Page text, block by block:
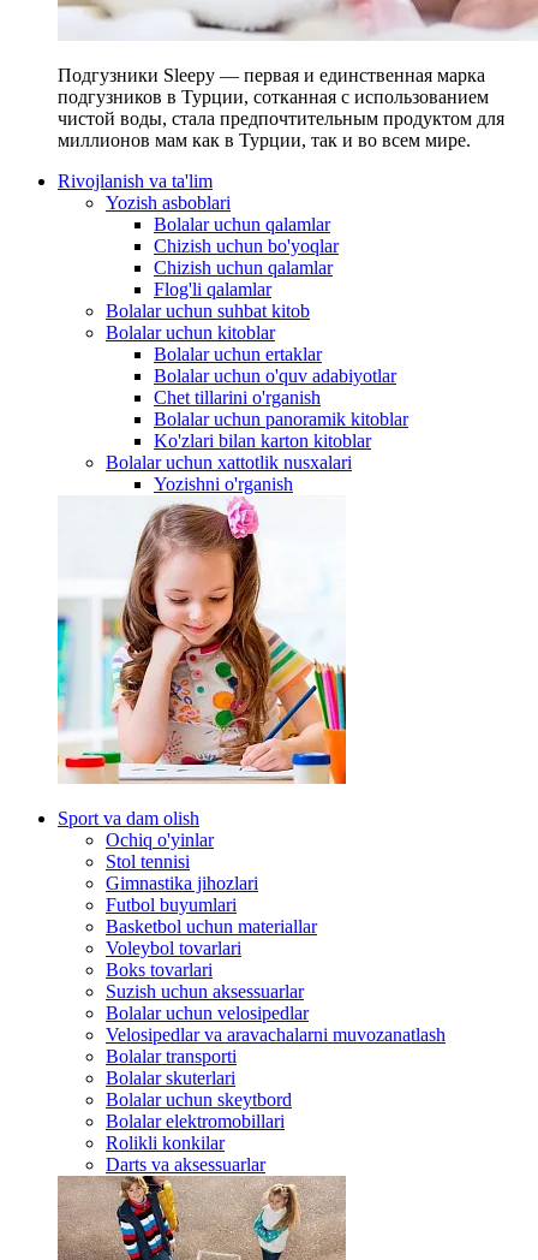
Подгузники Sleepy — первая и единственная марка
подгузников в Турции, сотканная с использованием
чистой воды, стала предпочтительным продуктом для
миллионов мам как в Турции, так и во всем мире.
Rivojlanish va ta'lim
Yozish asboblari
Bolalar uchun qalamlar
Chizish uchun bo'yoqlar
Chizish uchun qalamlar
Flog'li qalamlar
Bolalar uchun suhbat kitob
Bolalar uchun kitoblar
Bolalar uchun ertaklar
Bolalar uchun o'quv adabiyotlar
Chet tillarini o'rganish
Bolalar uchun panoramik kitoblar
Ko'zlari bilan karton kitoblar
Bolalar uchun xattotlik nusxalari
Yozishni o'rganish
Sport va dam olish
Ochiq o'yinlar
Stol tennisi
Gimnastika jihozlari
Futbol buyumlari
Basketbol uchun materiallar
Voleybol tovarlari
Boks tovarlari
Suzish uchun aksessuarlar
Bolalar uchun velosipedlar
Velosipedlar va aravachalarni muvozanatlash
Bolalar transporti
Bolalar skuterlari
Bolalar uchun skeytbord
Bolalar elektromobillari
Rolikli konkilar
Darts va aksessuarlar